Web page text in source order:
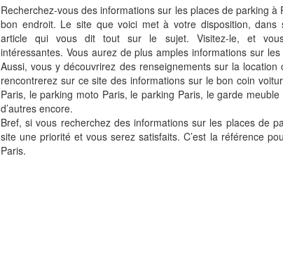
Recherchez-vous des informations sur les places de parking à
bon endroit. Le site que voici met à votre disposition, dans
article qui vous dit tout sur le sujet. Visitez-le, et
intéressantes. Vous aurez de plus amples informations sur
Aussi, vous y découvrirez des renseignements sur la
rencontrerez sur ce site des informations sur le bon coin
Paris, le parking moto Paris, le parking Paris, le garde
d’autres encore.
Bref, si vous recherchez des informations sur les places de
site une priorité et vous serez satisfaits. C’est la référence
Paris.